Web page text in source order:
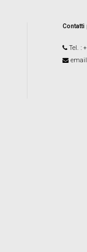
Tel. :
email